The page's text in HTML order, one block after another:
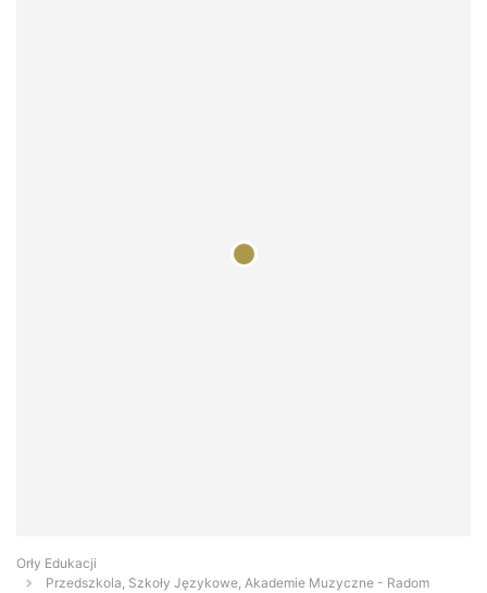
Orły Edukacji
Przedszkola, Szkoły Językowe, Akademie Muzyczne - Radom